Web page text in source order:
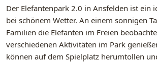
Der Elefantenpark 2.0 in Ansfelden ist ein
bei schönem Wetter. An einem sonnigen
Familien die Elefanten im Freien
verschiedenen Aktivitäten im Park
können auf dem Spielplatz herumtollen